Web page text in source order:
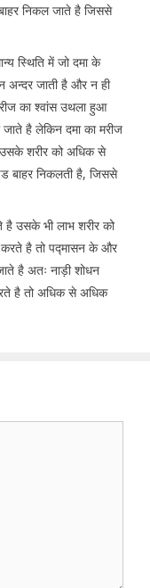
निकल जाते है जिससे
स्थिति में जो दमा के
जाती है और न ही
का श्वांस उथला हुआ
है लेकिन दमा का मरीज
उसके शरीर को अधिक से
बाहर निकलती है, जिससे
उसके भी लाभ शरीर को
करते है तो पद्मासन के और
है अतः नाड़ी शोधन
है तो अधिक से अधिक